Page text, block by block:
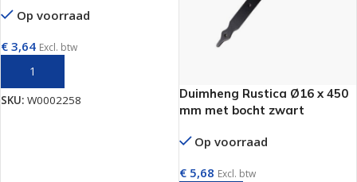
Op voorraad
€ 3,64 Excl. btw
SKU: W0002258
Duimheng Rustica Ø16 x 450
mm met bocht zwart
Op voorraad
€5,68 Excl. btw